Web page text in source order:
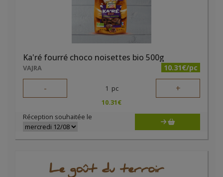
Ka'ré fourré choco noisettes bio 500g
VAJRA 10.31€/pc
- 1 pc +
10.31€
Réception souhaitée le